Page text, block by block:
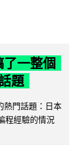
了一整個
題
熱門話題：日本
程經驗的情況